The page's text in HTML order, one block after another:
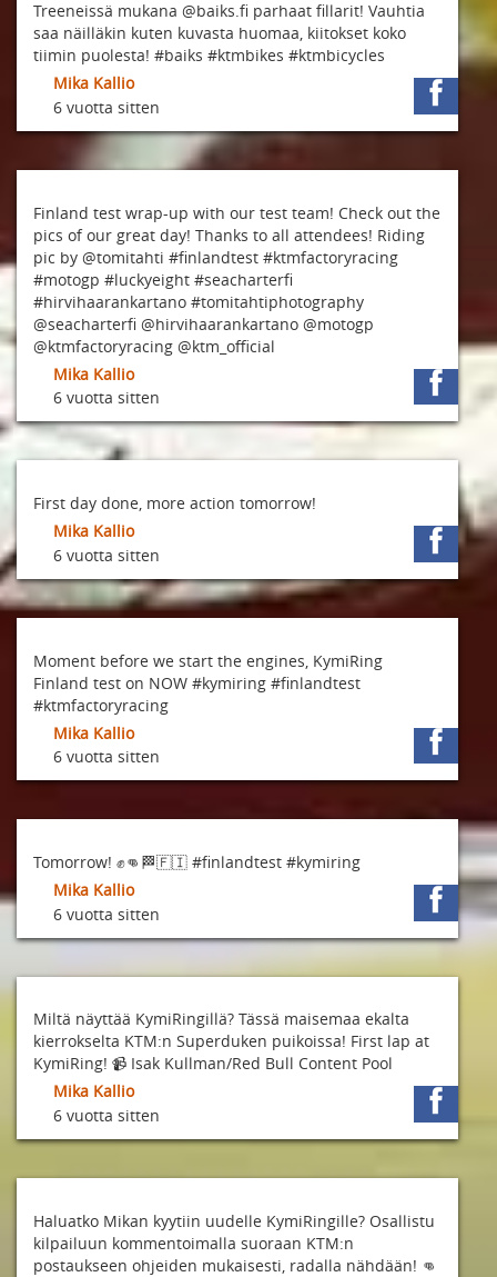
Treeneissä mukana @baiks.fi parhaat fillarit! Vauhtia
saa näilläkin kuten kuvasta huomaa, kiitokset koko
tiimin puolesta! #baiks #ktmbikes #ktmbicycles
Mika Kallio
6 vuotta sitten
Finland test wrap-up with our test team! Check out the
pics of our great day! Thanks to all attendees! Riding
pic by @tomitahti #finlandtest #ktmfactoryracing
#motogp #luckyeight #seacharterfi
#hirvihaarankartano #tomitahtiphotography
@seacharterfi @hirvihaarankartano @motogp
@ktmfactoryracing @ktm_official
Mika Kallio
6 vuotta sitten
First day done, more action tomorrow!
Mika Kallio
6 vuotta sitten
Moment before we start the engines, KymiRing
Finland test on NOW #kymiring #finlandtest
#ktmfactoryracing
Mika Kallio
6 vuotta sitten
Tomorrow! ✊👊🏁🇫🇮 #finlandtest #kymiring
Mika Kallio
6 vuotta sitten
Miltä näyttää KymiRingillä? Tässä maisemaa ekalta
kierrokselta KTM:n Superduken puikoissa! First lap at
KymiRing! 📹 Isak Kullman/Red Bull Content Pool
Mika Kallio
6 vuotta sitten
Haluatko Mikan kyytiin uudelle KymiRingille? Osallistu
kilpailuun kommentoimalla suoraan KTM:n
postaukseen ohjeiden mukaisesti, radalla nähdään! 👊